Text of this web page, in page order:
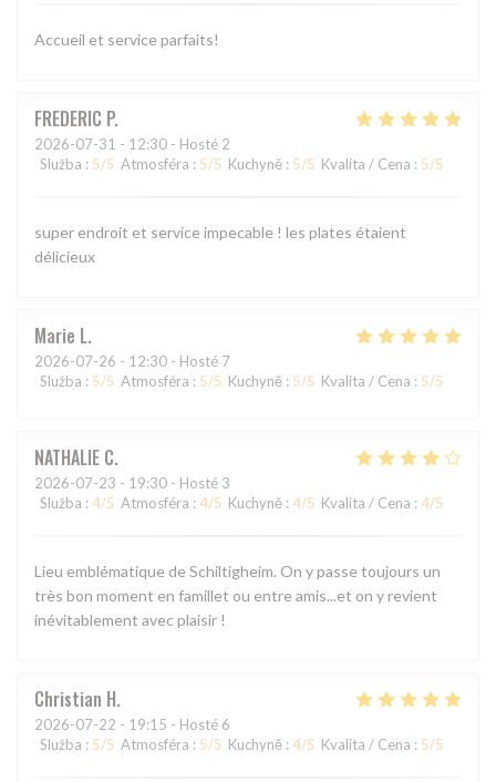
Accueil et service parfaits!
FREDERIC P
2026-07-31 - 12:30 - Hosté 2
Služba : 5/5 Atmosféra : 5/5 Kuchyně : 5/5 Kvalita / Cena : 5/5
super endroit et service impecable ! les plates étaient
délicieux
Marie L
2026-07-26 - 12:30 - Hosté 7
Služba : 5/5 Atmosféra : 5/5 Kuchyně : 5/5 Kvalita / Cena : 5/5
NATHALIE C
2026-07-23 - 19:30 - Hosté 3
Služba : 4/5 Atmosféra : 4/5 Kuchyně : 4/5 Kvalita / Cena : 4/5
Lieu emblématique de Schiltigheim. On y passe toujours un
très bon moment en famillet ou entre amis...et on y revient
inévitablement avec plaisir !
Christian H
2026-07-22 - 19:15 - Hosté 6
Služba : 5/5 Atmosféra : 5/5 Kuchyně : 4/5 Kvalita / Cena : 5/5